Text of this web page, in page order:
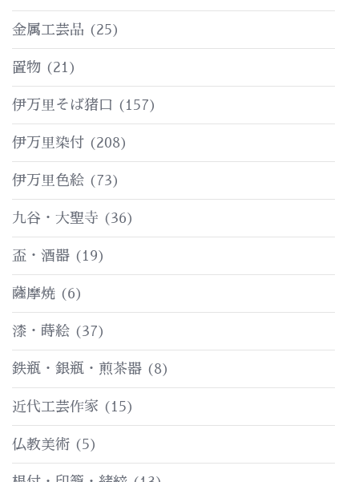
金属工芸品 (25)
置物 (21)
伊万里そば猪口 (157)
伊万里染付 (208)
伊万里色絵 (73)
九谷・大聖寺 (36)
盃・酒器 (19)
薩摩焼 (6)
漆・蒔絵 (37)
鉄瓶・銀瓶・煎茶器 (8)
近代工芸作家 (15)
仏教美術 (5)